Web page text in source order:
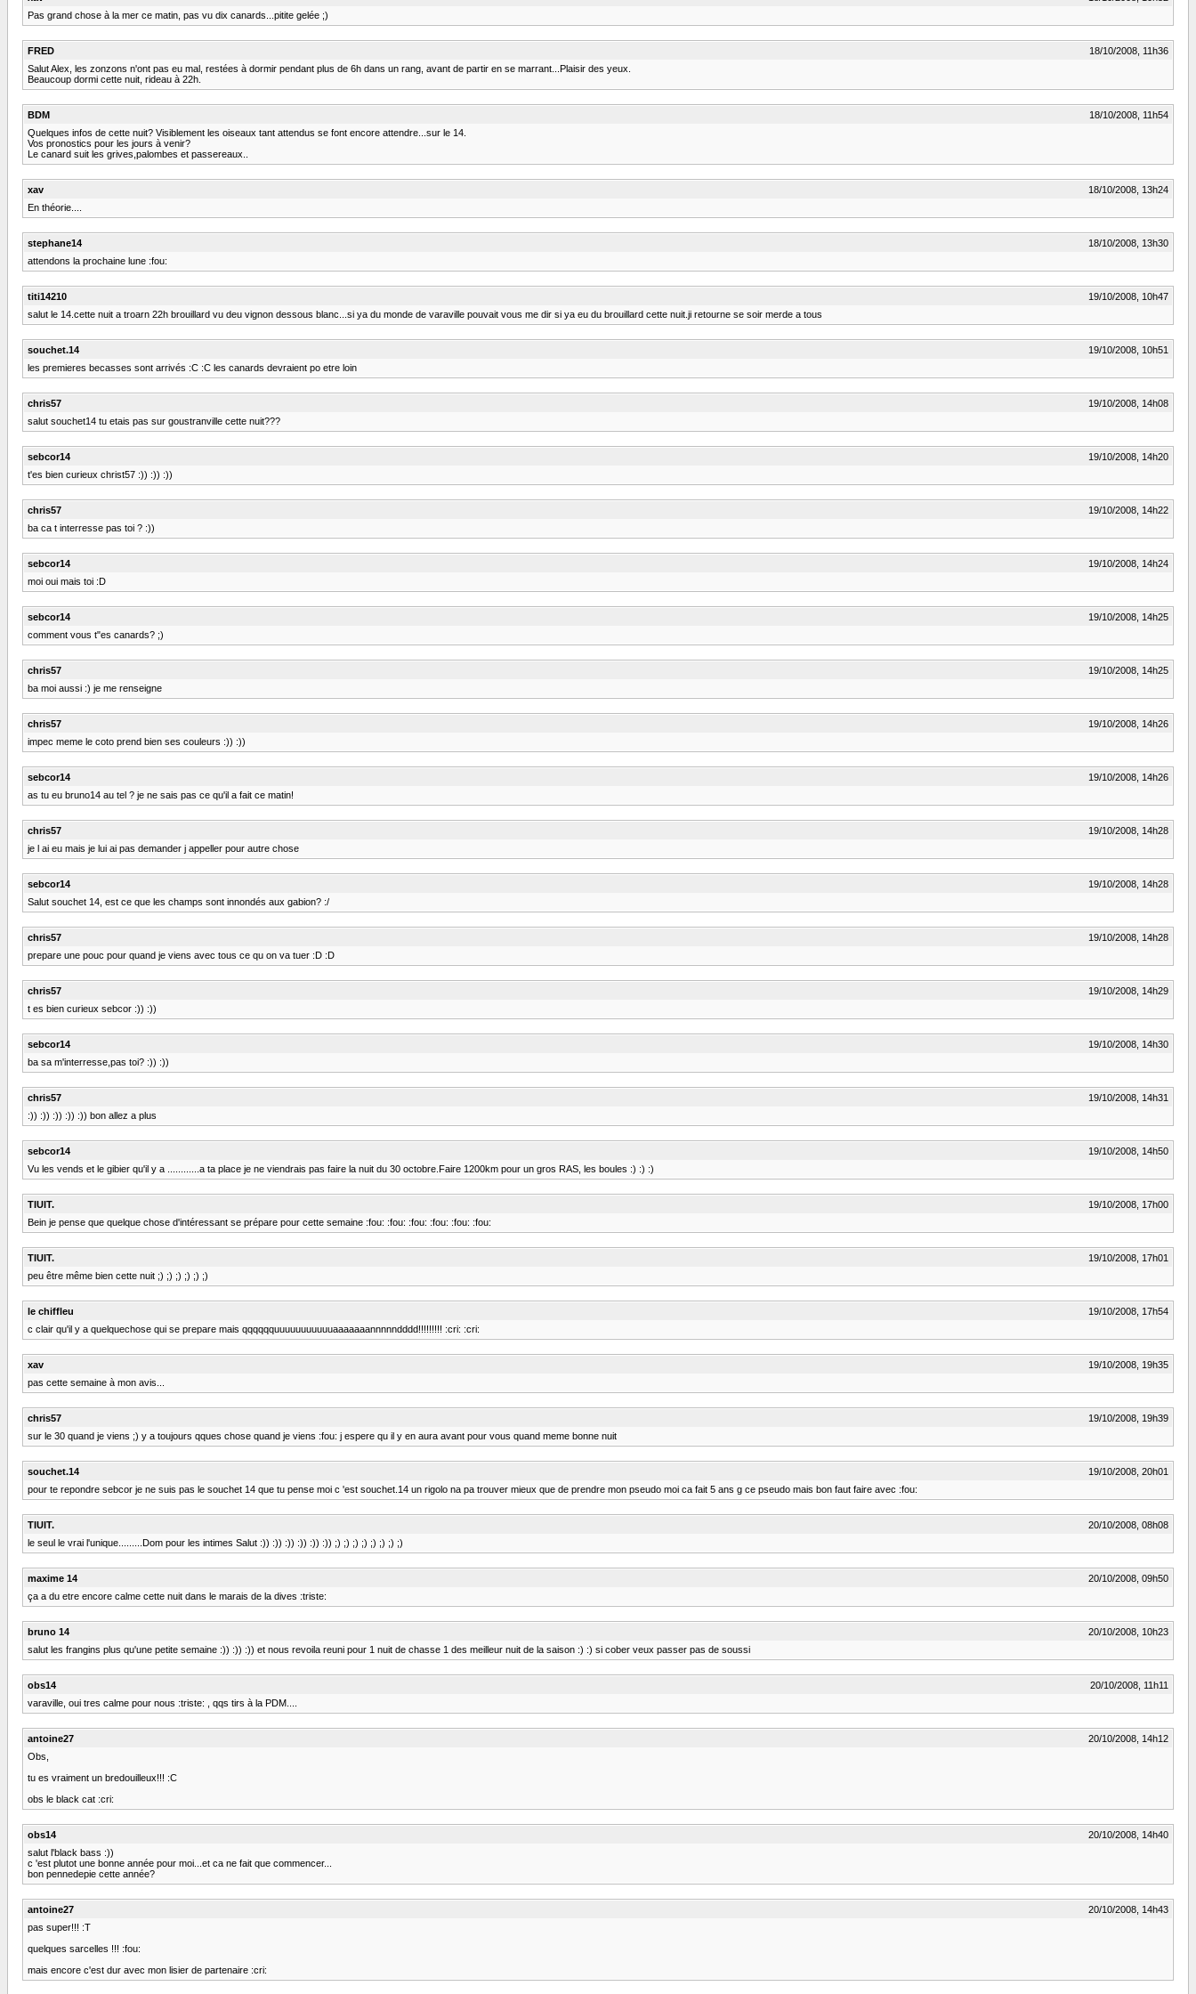
Pas grand chose à la mer ce matin, pas vu dix canards...pitite gelée ;)
FRED
18/10/2008, 11h36
Salut Alex, les zonzons n'ont pas eu mal, restées à dormir pendant plus de 6h dans un rang, avant de partir en se marrant...Plaisir des yeux.
Beaucoup dormi cette nuit, rideau à 22h.
BDM
18/10/2008, 11h54
Quelques infos de cette nuit? Visiblement les oiseaux tant attendus se font encore attendre...sur le 14.
Vos pronostics pour les jours à venir?
Le canard suit les grives,palombes et passereaux..
xav
18/10/2008, 13h24
En théorie....
stephane14
18/10/2008, 13h30
attendons la prochaine lune :fou:
titi14210
19/10/2008, 10h47
salut le 14.cette nuit a troarn 22h brouillard vu deu vignon dessous blanc...si ya du monde de varaville pouvait vous me dir si ya eu du brouillard cette nuit.ji retourne se soir merde a tous
souchet.14
19/10/2008, 10h51
les premieres becasses sont arrivés :C :C les canards devraient po etre loin
chris57
19/10/2008, 14h08
salut souchet14 tu etais pas sur goustranville cette nuit???
sebcor14
19/10/2008, 14h20
t'es bien curieux christ57 :)) :)) :))
chris57
19/10/2008, 14h22
ba ca t interresse pas toi ? :))
sebcor14
19/10/2008, 14h24
moi oui mais toi :D
sebcor14
19/10/2008, 14h25
comment vous t"es canards? ;)
chris57
19/10/2008, 14h25
ba moi aussi :) je me renseigne
chris57
19/10/2008, 14h26
impec meme le coto prend bien ses couleurs :)) :))
sebcor14
19/10/2008, 14h26
as tu eu bruno14 au tel ? je ne sais pas ce qu'il a fait ce matin!
chris57
19/10/2008, 14h28
je l ai eu mais je lui ai pas demander j appeller pour autre chose
sebcor14
19/10/2008, 14h28
Salut souchet 14, est ce que les champs sont innondés aux gabion? :/
chris57
19/10/2008, 14h28
prepare une pouc pour quand je viens avec tous ce qu on va tuer :D :D
chris57
19/10/2008, 14h29
t es bien curieux sebcor :)) :))
sebcor14
19/10/2008, 14h30
ba sa m'interresse,pas toi? :)) :))
chris57
19/10/2008, 14h31
:)) :)) :)) :)) :)) bon allez a plus
sebcor14
19/10/2008, 14h50
Vu les vends et le gibier qu'il y a ............a ta place je ne viendrais pas faire la nuit du 30 octobre.Faire 1200km pour un gros RAS, les boules :) :) :)
TIUIT.
19/10/2008, 17h00
Bein je pense que quelque chose d'intéressant se prépare pour cette semaine :fou: :fou: :fou: :fou: :fou: :fou:
TIUIT.
19/10/2008, 17h01
peu être même bien cette nuit ;) ;) ;) ;) ;) ;)
le chiffleu
19/10/2008, 17h54
c clair qu'il y a quelquechose qui se prepare mais qqqqqquuuuuuuuuuuaaaaaaannnnndddd!!!!!!!!! :cri: :cri:
xav
19/10/2008, 19h35
pas cette semaine à mon avis...
chris57
19/10/2008, 19h39
sur le 30 quand je viens ;) y a toujours qques chose quand je viens :fou: j espere qu il y en aura avant pour vous quand meme bonne nuit
souchet.14
19/10/2008, 20h01
pour te repondre sebcor je ne suis pas le souchet 14 que tu pense moi c 'est souchet.14 un rigolo na pa trouver mieux que de prendre mon pseudo moi ca fait 5 ans g ce pseudo mais bon faut faire avec :fou:
TIUIT.
20/10/2008, 08h08
le seul le vrai l'unique.........Dom pour les intimes Salut :)) :)) :)) :)) :)) :)) ;) ;) ;) ;) ;) ;) ;) ;)
maxime 14
20/10/2008, 09h50
ça a du etre encore calme cette nuit dans le marais de la dives :triste:
bruno 14
20/10/2008, 10h23
salut les frangins plus qu'une petite semaine :)) :)) :)) et nous revoila reuni pour 1 nuit de chasse 1 des meilleur nuit de la saison :) :) si cober veux passer pas de soussi
obs14
20/10/2008, 11h11
varaville, oui tres calme pour nous :triste: , qqs tirs à la PDM....
antoine27
20/10/2008, 14h12
Obs,
tu es vraiment un bredouilleux!!! :C
obs le black cat :cri:
obs14
20/10/2008, 14h40
salut l'black bass :))
c 'est plutot une bonne année pour moi...et ca ne fait que commencer...
bon pennedepie cette année?
antoine27
20/10/2008, 14h43
pas super!!! :T
quelques sarcelles !!! :fou:
mais encore c'est dur avec mon lisier de partenaire :cri: